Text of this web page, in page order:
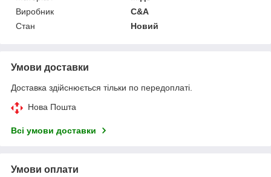
Виробник
C&A
Стан
Новий
Умови доставки
Доставка здійснюється тільки по передоплаті.
Нова Пошта
Всі умови доставки
Умови оплати